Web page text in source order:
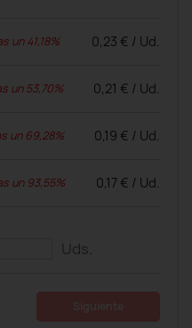
un 41,18% 0,23 € / Ud.
un 53,70% 0,21 € / Ud.
un 69,28% 0,19 € / Ud.
un 93,55% 0,17 € / Ud.
Uds.